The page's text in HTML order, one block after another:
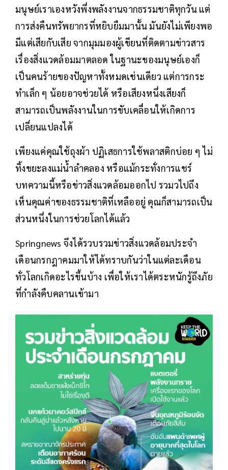
มนุษย์เราเองหวังพึ่งพลังงานจากธรรมชาติทุกวัน แต่
การส่งคืนทรัพยากรที่หยิบยืมมานั้น มันยังไม่เพียงพอ
มีแต่เสียกับเสีย จากมุมมองผู้เขียนที่ติดตามข่าวสาร
เรื่องสิ่งแวดล้อมมาตลอด ในฐานะของมนุษย์เองก็
เป็นคนร้ายของปัญหาทั้งหมดเช่นเดียว แต่การกระ
ทำเล็ก ๆ น้อยอาจช่วยได้ หรือเสียงหนึ่งเสียงก็
สามารถเป็นพลังงานในการขับเคลื่อนให้เกิดการ
เปลี่ยนแปลงได้
เพียงแค่คุณใช้ถุงผ้า ปฏิเสธการใช้พลาสติกบ่อย ๆ ไม่
ทิ้งขยะลงแม่น้ำลำคลอง หรือแม้กระทั่งการแชร์
บทความนี้หรือข่าวสิ่งแวดล้อมออกไป รวมวไปถึง
เห็นคุณค่าของธรรมชาติที่เหลืออยู่ คุณก็สามารถเป็น
ส่วนหนึ่งในการช่วยโลกได้แล้ว
Springnews จึงได้รวบรวมข่าวสิ่งแวดล้อมประจำ
เดือนกรกฎาคมมาให้ได้ทราบกันว่าในแต่ละเดือน
ทั่วโลกเกิดอะไรขึ้นบ้าง เพื่อให้เราได้ตระหนักรู้ถึงภัย
ที่กำลังคืบคลานเข้ามา